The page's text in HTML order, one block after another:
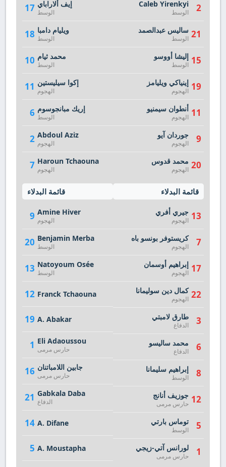
17 إيف ألاراباي
الوسط
18 ويليام دامبا
الوسط
10 محمد ثيام
الوسط
11 إكوا سيليستين
الهجوم
6 إريك مبانجوسوم
الوسط
2 Abdoul Aziz
الهجوم
7 Haroun Tchaouna
الهجوم
قائمة البدلاء
9 Amine Hiver
الهجوم
20 Benjamin Merba
الوسط
13 Natoyoum Osée
الوسط
12 Franck Tchaouna
19 A. Abakar
1 Eli Adaoussou
حارس مرمى
16 جابين اللامباتنان
حارس مرمى
21 Gabkala Daba
الدفاع
14 A. Difane
5 A. Moustapha
2
Caleb Yirenkyi
الوسط
21 ساليس عبدالصمد
الوسط
15 إليشا أووسو
الوسط
19 إينياكي ويليامز
الهجوم
11 أنطوان سيمنيو
الهجوم
9 جوردان آيو
الهجوم
20 محمد قدوس
الهجوم
قائمة البدلاء
13 جيري أفري
الهجوم
7 كريستوفر بونسو باه
الهجوم
17 إبراهيم أوسمان
الهجوم
22 كمال دين سوليمانا
الهجوم
3 طارق لامبتي
الدفاع
6 محمد ساليسو
الدفاع
8 إبراهيم سليمانا
الوسط
12 جوزيف أنانج
حارس مرمى
5 توماس بارتي
الوسط
1 لورانس آتي-زيجي
حارس مرمى